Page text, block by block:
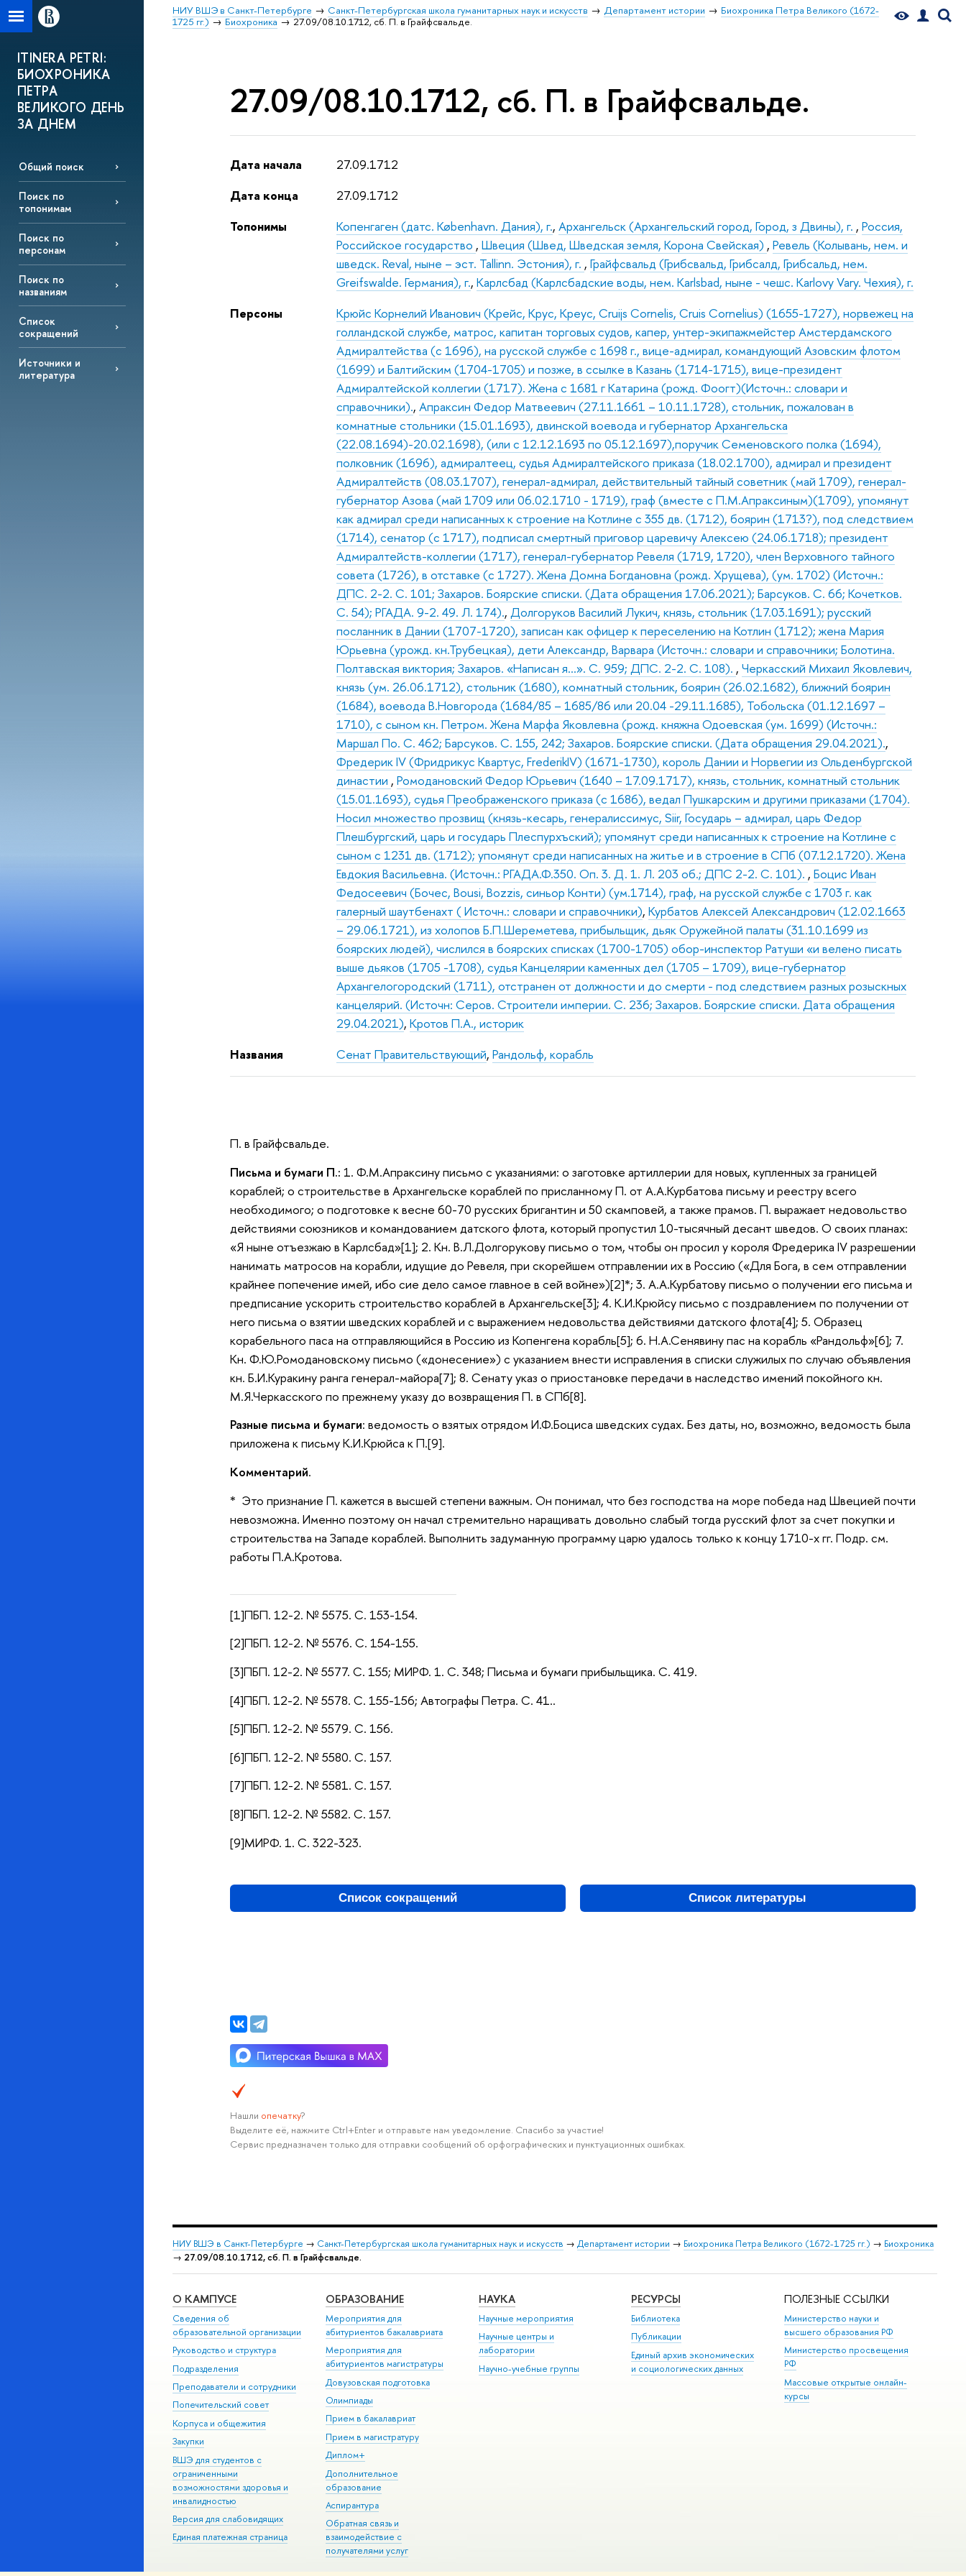
НИУ ВШЭ в Санкт-Петербурге Санкт-Петербургская школа гуманитарных наук и искусств Департамент истории
Биохроника Петра Великого (1672-
1725 гг.)
Биохроника 27.09/08.10.1712, сб. П. в Грайфсвальде.
ITINERA PETRI:
БИОХРОНИКА
ПЕТРА
ВЕЛИКОГО ДЕНЬ
ЗА ДНЕМ
Общий поиск
Поиск по
топонимам
Поиск по
персонам
Поиск по
названиям
Список
сокращений
Источники и
литература
27.09/08.10.1712, сб. П. в Грайфсвальде.
Дата начала
27.09.1712
Дата конца
27.09.1712
Топонимы
Копенгаген (датс. København. Дания), г.,Архангельск (Архангельский город, Город, з Двины), г. ,Россия,
Российское государство ,Швеция (Швед, Шведская земля, Корона Свейская) ,Ревель (Колывань, нем. и
шведск. Reval, ныне – эст. Tallinn. Эстония), г. ,Грайфсвальд (Грибсвальд, Грибсалд, Грибсальд, нем.
Greifswalde. Германия), г.,Карлсбад (Карлсбадские воды, нем. Karlsbad, ныне - чешс. Karlovy Vary. Чехия), г.
Персоны
Крюйс Корнелий Иванович (Крейс, Крус, Креус, Cruijs Cornelis, Cruis Cornelius) (1655-1727), норвежец на
голландской службе, матрос, капитан торговых судов, капер, унтер-экипажмейстер Амстердамского
Адмиралтейства (с 1696), на русской службе с 1698 г., вице-адмирал, командующий Азовским флотом
(1699) и Балтийским (1704-1705) и позже, в ссылке в Казань (1714-1715), вице-президент
Адмиралтейской коллегии (1717). Жена с 1681 г Катарина (рожд. Фоогт)(Источн.: словари и
справочники).,Апраксин Федор Матвеевич (27.11.1661 – 10.11.1728), стольник, пожалован в
комнатные стольники (15.01.1693), двинской воевода и губернатор Архангельска
(22.08.1694)-20.02.1698), (или с 12.12.1693 по 05.12.1697),поручик Семеновского полка (1694),
полковник (1696), адмиралтеец, судья Адмиралтейского приказа (18.02.1700), адмирал и президент
Адмиралтейств (08.03.1707), генерал-адмирал, действительный тайный советник (май 1709), генерал-
губернатор Азова (май 1709 или 06.02.1710 - 1719), граф (вместе с П.М.Апраксиным)(1709), упомянут
как адмирал среди написанных к строение на Котлине с 355 дв. (1712), боярин (1713?), под следствием
(1714), сенатор (с 1717), подписал смертный приговор царевичу Алексею (24.06.1718); президент
Адмиралтейств-коллегии (1717), генерал-губернатор Ревеля (1719, 1720), член Верховного тайного
совета (1726), в отставке (с 1727). Жена Домна Богдановна (рожд. Хрущева), (ум. 1702) (Источн.:
ДПС. 2-2. С. 101; Захаров. Боярские списки. (Дата обращения 17.06.2021); Барсуков. С. 66; Кочетков.
С. 54); РГАДА. 9-2. 49. Л. 174).,Долгоруков Василий Лукич, князь, стольник (17.03.1691); русский
посланник в Дании (1707-1720), записан как офицер к переселению на Котлин (1712); жена Мария
Юрьевна (урожд. кн.Трубецкая), дети Александр, Варвара (Источн.: словари и справочники; Болотина.
Полтавская виктория; Захаров. «Написан я…». С. 959; ДПС. 2-2. С. 108). ,Черкасский Михаил Яковлевич,
князь (ум. 26.06.1712), стольник (1680), комнатный стольник, боярин (26.02.1682), ближний боярин
(1684), воевода В.Новгорода (1684/85 – 1685/86 или 20.04 -29.11.1685), Тобольска (01.12.1697 –
1710), с сыном кн. Петром. Жена Марфа Яковлевна (рожд. княжна Одоевская (ум. 1699) (Источн.:
Маршал По. С. 462; Барсуков. С. 155, 242; Захаров. Боярские списки. (Дата обращения 29.04.2021).,
Фредерик IV (Фридрикус Квартус, FrederikIV) (1671-1730), король Дании и Норвегии из Ольденбургской
династии ,Ромодановский Федор Юрьевич (1640 – 17.09.1717), князь, стольник, комнатный стольник
(15.01.1693), судья Преображенского приказа (с 1686), ведал Пушкарским и другими приказами (1704).
Носил множество прозвищ (князь-кесарь, генералиссимус, Siir, Государь – адмирал, царь Федор
Плешбургский, царь и государь Плеспурхъский); упомянут среди написанных к строение на Котлине с
сыном с 1231 дв. (1712); упомянут среди написанных на житье и в строение в СПб (07.12.1720). Жена
Евдокия Васильевна. (Источн.: РГАДА.Ф.350. Оп. 3. Д. 1. Л. 203 об.; ДПС 2-2. С. 101). ,Боцис Иван
Федосеевич (Бочес, Bousi, Bozzis, синьор Конти) (ум.1714), граф, на русской службе с 1703 г. как
галерный шаутбенахт ( Источн.: словари и справочники),Курбатов Алексей Александрович (12.02.1663
– 29.06.1721), из холопов Б.П.Шереметева, прибыльщик, дьяк Оружейной палаты (31.10.1699 из
боярских людей), числился в боярских списках (1700-1705) обор-инспектор Ратуши «и велено писать
выше дьяков (1705 -1708), судья Канцелярии каменных дел (1705 – 1709), вице-губернатор
Архангелогородский (1711), отстранен от должности и до смерти - под следствием разных розыскных
канцелярий. (Источн: Серов. Строители империи. С. 236; Захаров. Боярские списки. Дата обращения
29.04.2021),Кротов П.А., историк
Названия
Сенат Правительствующий,Рандольф, корабль
П. в Грайфсвальде.
Письма и бумаги П.: 1. Ф.М.Апраксину письмо с указаниями: о заготовке артиллерии для новых, купленных за границей
кораблей; о строительстве в Архангельске кораблей по присланному П. от А.А.Курбатова письму и реестру всего
необходимого; о подготовке к весне 60-70 русских бригантин и 50 скамповей, а также прамов. П. выражает недовольство
действиями союзников и командованием датского флота, который пропустил 10-тысячный десант шведов. О своих планах:
«Я ныне отъезжаю в Карлсбад»[1]; 2. Кн. В.Л.Долгорукову письмо о том, чтобы он просил у короля Фредерика IV разрешении
нанимать матросов на корабли, идущие до Ревеля, при скорейшем отправлении их в Россию («Для Бога, в сем отправлении
крайнее попечение имей, ибо сие дело самое главное в сей войне»)[2]*; 3. А.А.Курбатову письмо о получении его письма и
предписание ускорить строительство кораблей в Архангельске[3]; 4. К.И.Крюйсу письмо с поздравлением по получении от
него письма о взятии шведских кораблей и с выражением недовольства действиями датского флота[4]; 5. Образец
корабельного паса на отправляющийся в Россию из Копенгена корабль[5]; 6. Н.А.Сенявину пас на корабль «Рандольф»[6]; 7.
Кн. Ф.Ю.Ромодановскому письмо («донесение») с указанием внести исправления в списки служилых по случаю объявления
кн. Б.И.Куракину ранга генерал-майора[7]; 8. Сенату указ о приостановке передачи в наследство имений покойного кн.
М.Я.Черкасского по прежнему указу до возвращения П. в СПб[8].
Разные письма и бумаги: ведомость о взятых отрядом И.Ф.Боциса шведских судах. Без даты, но, возможно, ведомость была
приложена к письму К.И.Крюйса к П.[9].
Комментарий.
* Это признание П. кажется в высшей степени важным. Он понимал, что без господства на море победа над Швецией почти
невозможна. Именно поэтому он начал стремительно наращивать довольно слабый тогда русский флот за счет покупки и
строительства на Западе кораблей. Выполнить задуманную программу царю удалось только к концу 1710-х гг. Подр. см.
работы П.А.Кротова.
[1]ПБП. 12-2. № 5575. С. 153-154.
[2]ПБП. 12-2. № 5576. С. 154-155.
[3]ПБП. 12-2. № 5577. С. 155; МИРФ. 1. С. 348; Письма и бумаги прибыльщика. С. 419.
[4]ПБП. 12-2. № 5578. С. 155-156; Автографы Петра. С. 41..
[5]ПБП. 12-2. № 5579. С. 156.
[6]ПБП. 12-2. № 5580. С. 157.
[7]ПБП. 12-2. № 5581. С. 157.
[8]ПБП. 12-2. № 5582. С. 157.
[9]МИРФ. 1. С. 322-323.
Список сокращений Список литературы
Нашли опечатку?
Выделите её, нажмите Ctrl+Enter и отправьте нам уведомление. Спасибо за участие!
Сервис предназначен только для отправки сообщений об орфографических и пунктуационных ошибках.
НИУ ВШЭ в Санкт-Петербурге → Санкт-Петербургская школа гуманитарных наук и искусств → Департамент истории → Биохроника Петра Великого (1672-1725 гг.) → Биохроника
→ 27.09/08.10.1712, сб. П. в Грайфсвальде.
О КАМПУСЕ
Сведения об
образовательной организации
Руководство и структура
Подразделения
Преподаватели и сотрудники
Попечительский совет
Корпуса и общежития
Закупки
ВШЭ для студентов с
ограниченными
возможностями здоровья и
инвалидностью
Версия для слабовидящих
Единая платежная страница
ОБРАЗОВАНИЕ
Мероприятия для
абитуриентов бакалавриата
Мероприятия для
абитуриентов магистратуры
Довузовская подготовка
Олимпиады
Прием в бакалавриат
Прием в магистратуру
Диплом+
Дополнительное
образование
Аспирантура
Обратная связь и
взаимодействие с
получателями услуг
НАУКА
Научные мероприятия
Научные центры и
лаборатории
Научно-учебные группы
РЕСУРСЫ
Библиотека
Публикации
Единый архив экономических
и социологических данных
ПОЛЕЗНЫЕ ССЫЛКИ
Министерство науки и
высшего образования РФ
Министерство просвещения
РФ
Массовые открытые онлайн-
курсы